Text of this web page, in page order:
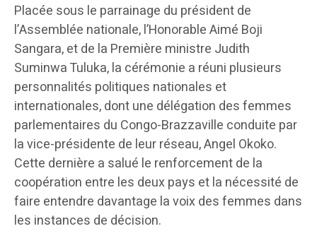
Placée sous le parrainage du président de
l’Assemblée nationale, l’Honorable Aimé Boji
Sangara, et de la Première ministre Judith
Suminwa Tuluka, la cérémonie a réuni plusieurs
personnalités politiques nationales et
internationales, dont une délégation des femmes
parlementaires du Congo-Brazzaville conduite par
la vice-présidente de leur réseau, Angel Okoko.
Cette dernière a salué le renforcement de la
coopération entre les deux pays et la nécessité de
faire entendre davantage la voix des femmes dans
les instances de décision.